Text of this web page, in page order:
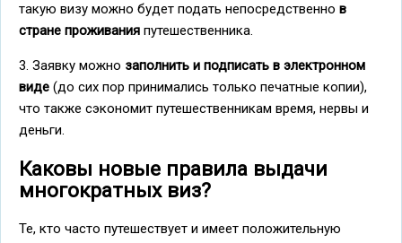
такую визу можно будет подать непосредственно в
стране проживания путешественника.
3. Заявку можно заполнить и подписать в электронном
виде (до сих пор принимались только печатные копии),
что также сэкономит путешественникам время, нервы и
деньги.
Каковы новые правила выдачи
многократных виз?
Те, кто часто путешествует и имеет положительную